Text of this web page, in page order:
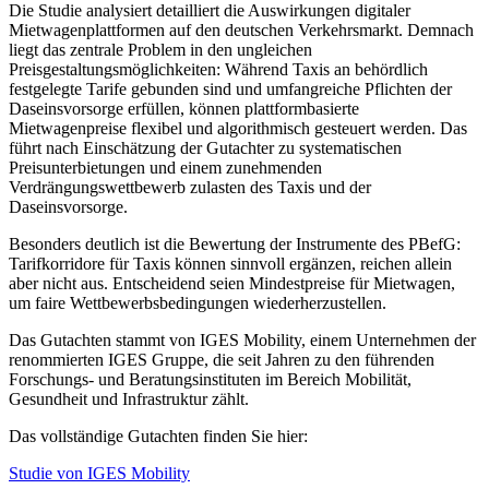
Die Studie analysiert detailliert die Auswirkungen digitaler
Mietwagenplattformen auf den deutschen Verkehrsmarkt. Demnach
liegt das zentrale Problem in den ungleichen
Preisgestaltungsmöglichkeiten: Während Taxis an behördlich
festgelegte Tarife gebunden sind und umfangreiche Pflichten der
Daseinsvorsorge erfüllen, können plattformbasierte
Mietwagenpreise flexibel und algorithmisch gesteuert werden. Das
führt nach Einschätzung der Gutachter zu systematischen
Preisunterbietungen und einem zunehmenden
Verdrängungswettbewerb zulasten des Taxis und der
Daseinsvorsorge.
Besonders deutlich ist die Bewertung der Instrumente des PBefG:
Tarifkorridore für Taxis können sinnvoll ergänzen, reichen allein
aber nicht aus. Entscheidend seien Mindestpreise für Mietwagen,
um faire Wettbewerbsbedingungen wiederherzustellen.
Das Gutachten stammt von IGES Mobility, einem Unternehmen der
renommierten IGES Gruppe, die seit Jahren zu den führenden
Forschungs- und Beratungsinstituten im Bereich Mobilität,
Gesundheit und Infrastruktur zählt.
Das vollständige Gutachten finden Sie hier:
Studie von IGES Mobility